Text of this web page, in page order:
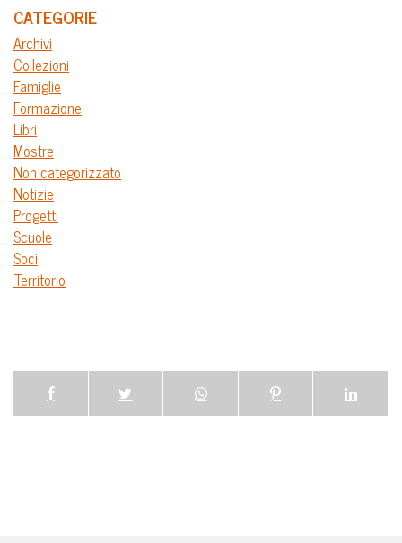
CATEGORIE
Archivi
Collezioni
Famiglie
Formazione
Libri
Mostre
Non categorizzato
Notizie
Progetti
Scuole
Soci
Territorio